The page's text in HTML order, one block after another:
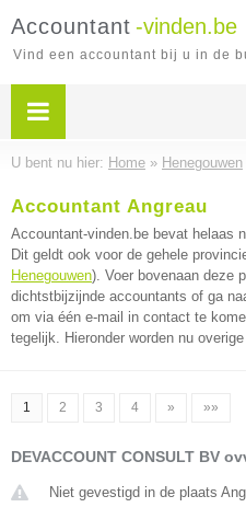
Accountant -vinden.be
Vind een accountant bij u in de
U bent nu hier: Home » Henegouwen
Accountant Angreau
Accountant-vinden.be bevat helaas
Dit geldt ook voor de gehele
Henegouwen). Voer bovenaan deze
dichtstbijzijnde accountants of ga
om via één e-mail in contact te
tegelijk. Hieronder worden nu
1 2 3 4 » »»
DEVACCOUNT CONSULT BV
Niet gevestigd in de plaats